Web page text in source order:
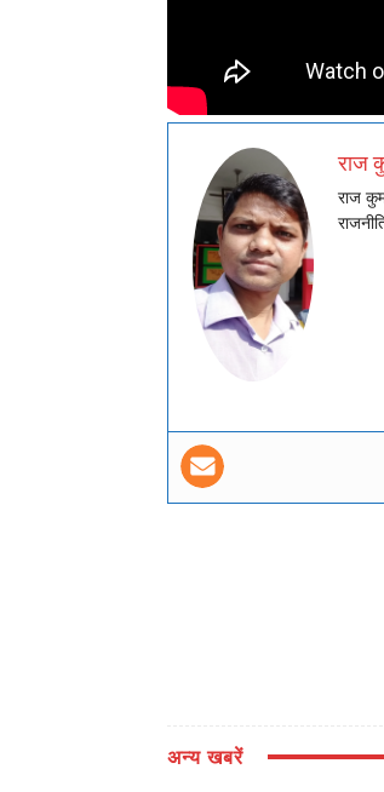
राज
राज
अन्य खबरें